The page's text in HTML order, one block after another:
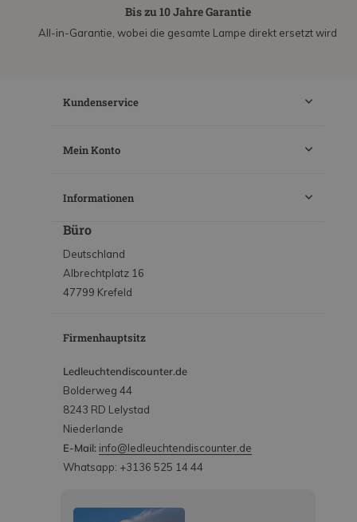
Bis zu 10 Jahre Garantie
All-in-Garantie, wobei die gesamte Lampe direkt ersetzt wird
Kundenservice
Mein Konto
Informationen
Büro
Deutschland
Albrechtplatz 16
47799 Krefeld
Firmenhauptsitz
Ledleuchtendiscounter.de
Bolderweg 44
8243 RD Lelystad
Niederlande
E-Mail: info@ledleuchtendiscounter.de
Whatsapp: +3136 525 14 44